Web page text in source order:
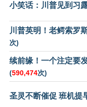
小笑话：川普见到习
川普英明！老鳄索罗
次)
续前缘！一个注定要
(590,474次)
圣灵不断催促 班机提